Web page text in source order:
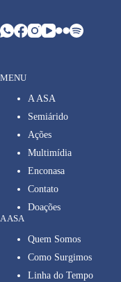
MENU
A ASA
Semiárido
Ações
Multimídia
Enconasa
Contato
Doações
A ASA
Quem Somos
Como Surgimos
Linha do Tempo